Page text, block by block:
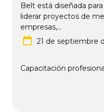
Belt está diseñada
liderar proyectos de
empresas,...
21 de septiembre
Capacitación